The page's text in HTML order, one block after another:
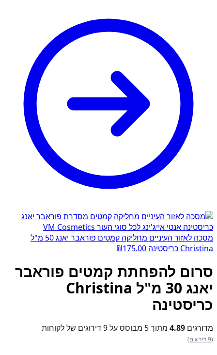
מסכה לאזור העיניים מחליקה קמטים פוראבר יאנג 50 מ"ל
Christina כריסטינה
₪175.00
סרום להפחתת קמטים פוראבר
יאנג 30 מ"ל Christina
כריסטינה
מדורגים 4.89 מתוך 5 מבוסס על 9דירוגים של לקוחות
(9 דירוגים)